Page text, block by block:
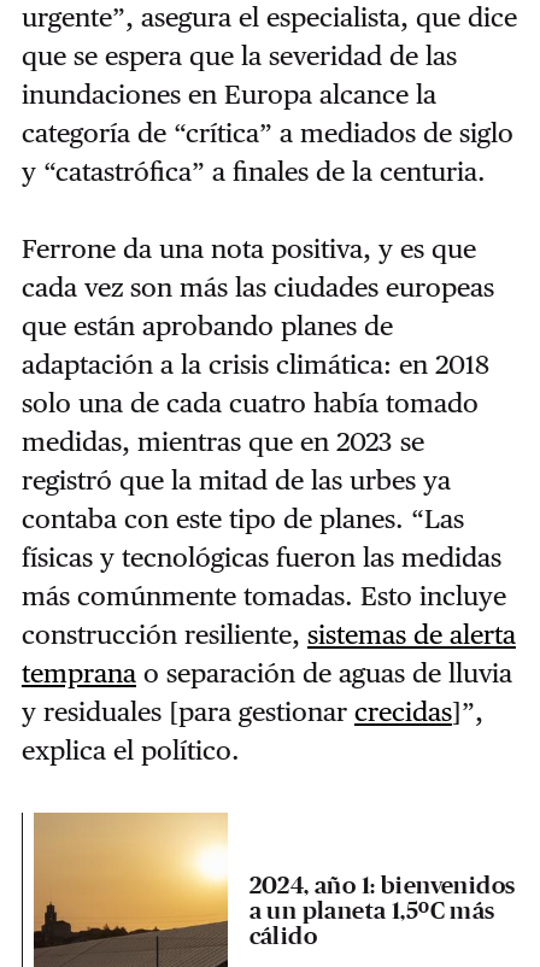
urgente”, asegura el especialista, que dice
que se espera que la severidad de las
inundaciones en Europa alcance la
categoría de “crítica” a mediados de siglo
y “catastrófica” a finales de la centuria.
Ferrone da una nota positiva, y es que
cada vez son más las ciudades europeas
que están aprobando planes de
adaptación a la crisis climática: en 2018
solo una de cada cuatro había tomado
medidas, mientras que en 2023 se
registró que la mitad de las urbes ya
contaba con este tipo de planes. “Las
físicas y tecnológicas fueron las medidas
más comúnmente tomadas. Esto incluye
construcción resiliente, sistemas de alerta
tempranao separación de aguas de lluvia
y residuales [para gestionar crecidas]”,
explica el político.
2024, año 1: bienvenidos
a un planeta 1,5ºC más
cálido